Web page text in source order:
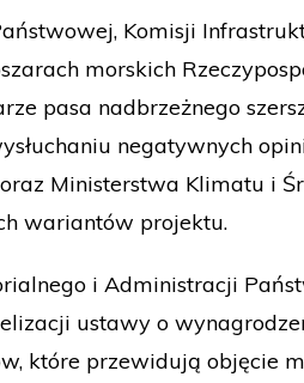
Komisji
morskich
pasa nadbrzeżnego
negatywnych
Ministerstwa Klimatu i
wariantów projektu.
i Administracji
ustawy o
które przewidują objęcie